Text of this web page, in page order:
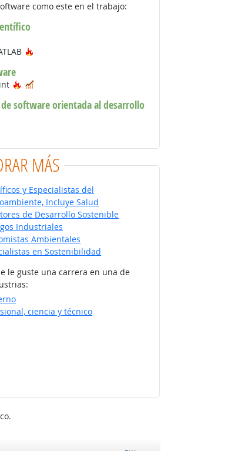
como este en el trabajo:
Tecnología de moda
software orientada al desarrollo
MÁS
y Especialistas del
Incluye Salud
de Desarrollo Sostenible
Industriales
Ambientales
en Sostenibilidad
le guste una carrera en una de
ciencia y técnico